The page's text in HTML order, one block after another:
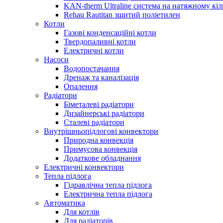
KAN-therm Ultraline система на натяжному
Rehau Rautitan зшитий поліетилен
Котли
Газові конденсаційні котли
Твердопаливні котли
Електричні котли
Насоси
Водопостачання
Дренаж та каналізація
Опалення
Радіатори
Біметалеві радіатори
Дизайнерські радіатори
Сталеві радіатори
Внутрішньопідлогові конвектори
Природна конвекція
Примусова конвекція
Додаткове обладнання
Електричні конвектори
Тепла підлога
Гідравлічна тепла підлога
Електрична тепла підлога
Автоматика
Для котлів
Для радіаторів